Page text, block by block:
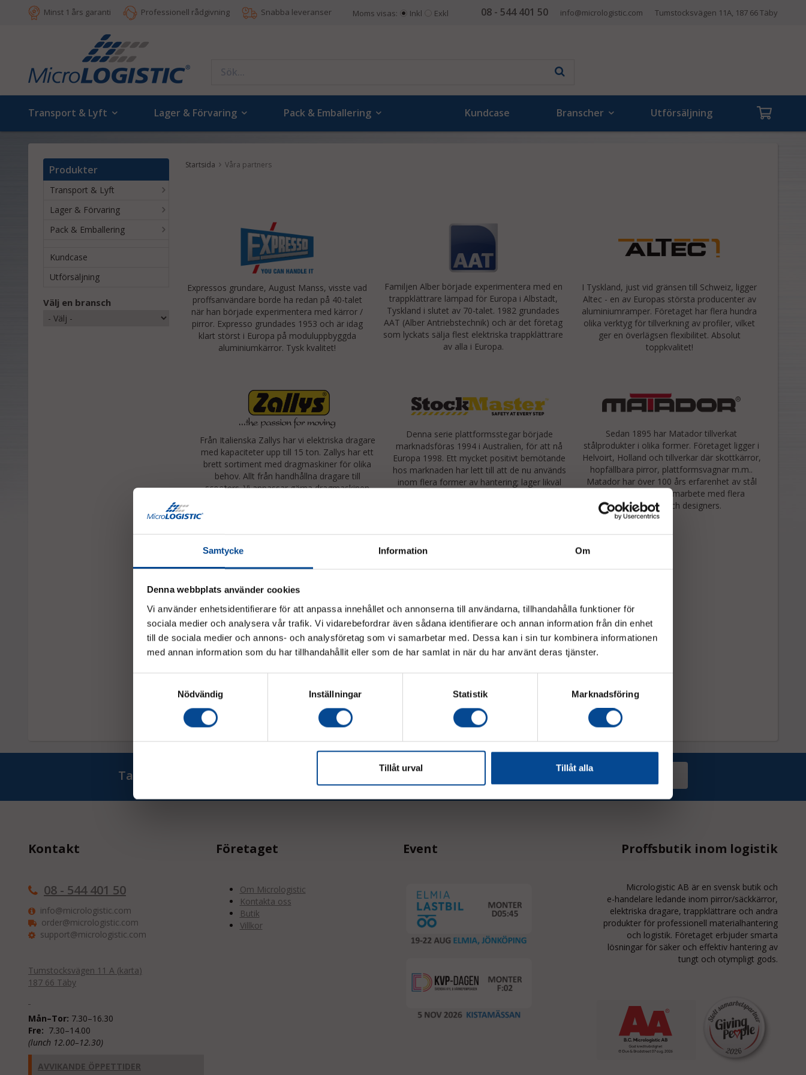
Samtycke Information Om
Denna webbplats använder cookies
Vi använder enhetsidentifierare för att anpassa innehållet och annonserna till användarna, tillhandahålla funktioner för
sociala medier och analysera vår trafik. Vi vidarebefordrar även sådana identifierare och annan information från din enhet
till de sociala medier och annons- och analysföretag som vi samarbetar med. Dessa kan i sin tur kombinera informationen
med annan information som du har tillhandahållit eller som de har samlat in när du har använt deras tjänster.
Nödvändig
Inställningar Statistik Marknadsföring
Tillåt urval Tillåt alla
Minst 1 års garanti Professionell rådgivning Snabba leveranser 08 - 544 401 50 info@micrologistic.com Tumstocksvägen 11A, 187 66 Täby
Moms visas: Inkl Exkl
Transport & Lyft Lager & Förvaring Pack & Emballering Kundcase Branscher Utförsäljning
Produkter
Transport & Lyft
Lager & Förvaring
Pack & Emballering
Kundcase
Utförsäljning
Välj en bransch
Startsida Våra partners
Expressos grundare, August Manss, visste vad
proffsanvändare borde ha redan på 40-talet
när han började experimentera med kärror /
pirror. Expresso grundades 1953 och är idag
klart störst i Europa på moduluppbyggda
aluminiumkärror. Tysk kvalitet!
Familjen Alber började experimentera med en
trappklättrare lämpad för Europa i Albstadt,
Tyskland i slutet av 70-talet. 1982 grundades
AAT (Alber Antriebstechnik) och är det företag
som lyckats sälja flest elektriska trappklättrare
av alla i Europa.
I Tyskland, just vid gränsen till Schweiz, ligger
Altec - en av Europas största producenter av
aluminiumramper. Företaget har flera hundra
olika verktyg för tillverkning av profiler, vilket
ger en överlägsen flexibilitet. Absolut
toppkvalitet!
Från Italienska Zallys har vi elektriska dragare
med kapaciteter upp till 15 ton. Zallys har ett
brett sortiment med dragmaskiner för olika
behov. Allt från handhållna dragare till
scooters. Vi anpassar gärna dragmaskinen
Denna serie plattformsstegar började
marknadsföras 1994 i Australien, för att nå
Europa 1998. Ett mycket positivt bemötande
hos marknaden har lett till att de nu används
inom flera former av hantering; lager likväl
Sedan 1895 har Matador tillverkat
stålprodukter i olika former. Företaget ligger i
Helvoirt, Holland och tillverkar där skottkärror,
hopfällbara pirror, plattformsvagnar m.m..
Matador har över 100 års erfarenhet av stål
och har ett nära samarbete med flera
uppfinnare och designers.
Med över 60 års erfarenhet är Logitrans en av
de ledande tillverkarna av
medvetenhet om kvalitét och miljö uppfyller
de framtidens krav! Deras affärsgrund
och kunskap.
Ta del av våra bästa erbjudanden & nyheter!
Kontakt
08 - 544 401 50
info@micrologistic.com
order@micrologistic.com
support@micrologistic.com
Tumstocksvägen 11 A (karta)
187 66 Täby
Mån–Tor: 7.30–16.30
Fre: 7.30–14.00
(lunch 12.00–12.30)
AVVIKANDE ÖPPETTIDER
Företaget
Om Micrologistic
Kontakta oss
Butik
Villkor
Event Proffsbutik inom logistik
Micrologistic AB är en svensk butik och
e-handelare ledande inom pirror/säckkärror,
elektriska dragare, trappklättrare och andra
produkter för professionell materialhantering
och logistik. Företaget erbjuder smarta
lösningar för säker och effektiv hantering av
tungt och otympligt gods.
Vänligen välj hur du vill se priserna
Exkl. moms
Inkl. moms